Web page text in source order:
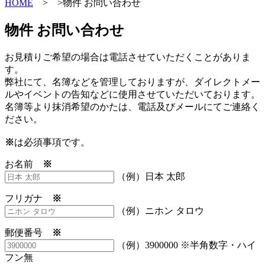
HOME > >物件 お問い合わせ
物件 お問い合わせ
お見積りご希望の場合は電話させていただくことがありま
す。
弊社にて、名簿などを管理しておりますが、ダイレクトメー
ルやイベントの告知などに使用させていただいております。
名簿等より抹消希望のかたは、電話及びメールにてご連絡く
ださい。
※は必須事項です。
お名前
※
（例）日本 太郎
フリガナ
※
（例）ニホン タロウ
郵便番号
※
（例）3900000 ※半角数字・ハイ
フン無